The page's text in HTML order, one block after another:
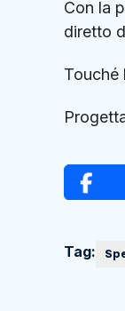
Con la
diretto
Touché
Tag: